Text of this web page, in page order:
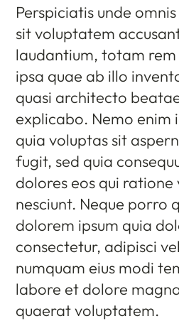
Perspiciatis unde
sit voluptatem
laudantium, totam
ipsa quae ab illo
quasi architecto
explicabo. Nemo enim
quia voluptas sit
fugit, sed quia
dolores eos qui
nesciunt. Neque porro
dolorem ipsum quia
consectetur, adipisci
numquam eius modi
labore et dolore
quaerat voluptatem.